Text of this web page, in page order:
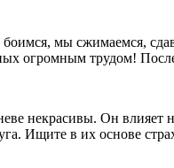
мы сжимаемся,
огромным трудом!
некрасивы. Он влияет
Ищите в их основе